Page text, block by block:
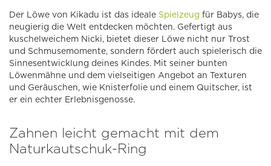
Der Löwe von Kikadu ist das ideale Spielzeug für Babys, die
neugierig die Welt entdecken möchten. Gefertigt aus
kuschelweichem Nicki, bietet dieser Löwe nicht nur Trost
und Schmusemomente, sondern fördert auch spielerisch die
Sinnesentwicklung deines Kindes. Mit seiner bunten
Löwenmähne und dem vielseitigen Angebot an Texturen
und Geräuschen, wie Knisterfolie und einem Quitscher, ist
er ein echter Erlebnisgenosse.
Zahnen leicht gemacht mit dem
Naturkautschuk-Ring